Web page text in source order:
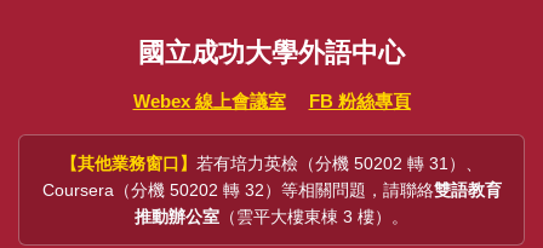
研究成果
大學雙語教師專業發展中心(EMI PD CENTER)
常見問題
國立成功大學外語中心
Webex 線上會議室 FB 粉絲專頁
【其他業務窗口】 若有培力英檢（分機 50202 轉 31）、
Coursera（分機 50202 轉 32）等相關問題，請聯絡雙語教育
推動辦公室 （雲平大樓東棟 3 樓）。